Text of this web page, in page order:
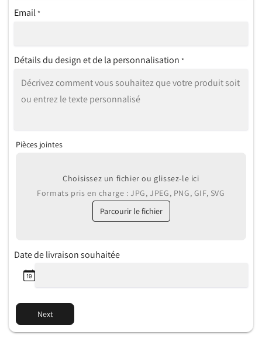
Email *
Détails du design et de la personnalisation *
Pièces jointes
Choisissez un fichier ou glissez-le ici
Formats pris en charge : JPG, JPEG, PNG, GIF, SVG
Parcourir le fichier
Date de livraison souhaitée
Next